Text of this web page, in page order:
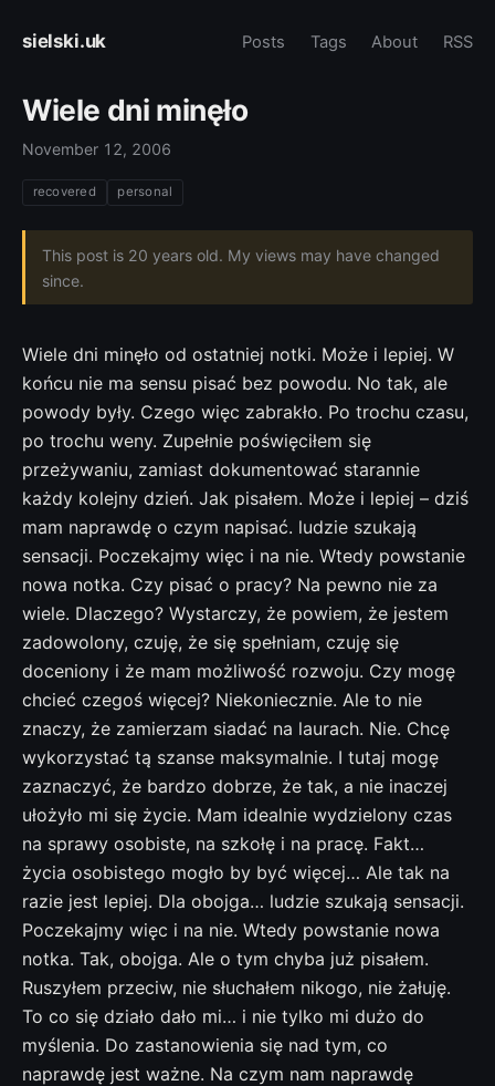
sielski.uk Posts Tags About RSS
Wiele dni minęło
November 12, 2006
recovered personal
This post is 20 years old. My views may have changed
since.
Wiele dni minęło od ostatniej notki. Może i lepiej. W
końcu nie ma sensu pisać bez powodu. No tak, ale
powody były. Czego więc zabrakło. Po trochu czasu,
po trochu weny. Zupełnie poświęciłem się
przeżywaniu, zamiast dokumentować starannie
każdy kolejny dzień. Jak pisałem. Może i lepiej – dziś
mam naprawdę o czym napisać. ludzie szukają
sensacji. Poczekajmy więc i na nie. Wtedy powstanie
nowa notka. Czy pisać o pracy? Na pewno nie za
wiele. Dlaczego? Wystarczy, że powiem, że jestem
zadowolony, czuję, że się spełniam, czuję się
doceniony i że mam możliwość rozwoju. Czy mogę
chcieć czegoś więcej? Niekoniecznie. Ale to nie
znaczy, że zamierzam siadać na laurach. Nie. Chcę
wykorzystać tą szanse maksymalnie. I tutaj mogę
zaznaczyć, że bardzo dobrze, że tak, a nie inaczej
ułożyło mi się życie. Mam idealnie wydzielony czas
na sprawy osobiste, na szkołę i na pracę. Fakt…
życia osobistego mogło by być więcej… Ale tak na
razie jest lepiej. Dla obojga… ludzie szukają sensacji.
Poczekajmy więc i na nie. Wtedy powstanie nowa
notka. Tak, obojga. Ale o tym chyba już pisałem.
Ruszyłem przeciw, nie słuchałem nikogo, nie żałuję.
To co się działo dało mi… i nie tylko mi dużo do
myślenia. Do zastanowienia się nad tym, co
naprawdę jest ważne. Na czym nam naprawdę